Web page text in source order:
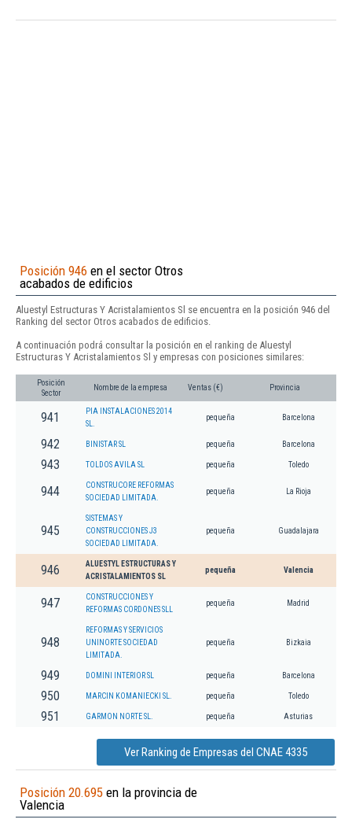
Posición 946 en el sector Otros
acabados de edificios
Aluestyl Estructuras Y Acristalamientos Sl se encuentra en la posición 946 del
Ranking del sector Otros acabados de edificios.
A continuación podrá consultar la posición en el ranking de Aluestyl
Estructuras Y Acristalamientos Sl y empresas con posiciones similares:
Posición
Sector
Nombre de la empresa Ventas (€) Provincia
941
PIA INSTALACIONES 2014
SL.
pequeña Barcelona
942 BINISTAR SL pequeña Barcelona
943 TOLDOS AVILA SL pequeña Toledo
944
CONSTRUCORE REFORMAS
SOCIEDAD LIMITADA.
pequeña La Rioja
945
SISTEMAS Y
CONSTRUCCIONES J3
SOCIEDAD LIMITADA.
pequeña Guadalajara
946
ALUESTYL ESTRUCTURAS Y
ACRISTALAMIENTOS SL
pequeña Valencia
947
CONSTRUCCIONES Y
REFORMAS CORDONES SLL
pequeña Madrid
948
REFORMAS Y SERVICIOS
UNINORTE SOCIEDAD
LIMITADA.
pequeña Bizkaia
949 DOMINI INTERIOR SL pequeña Barcelona
950 MARCIN KOMANIECKI SL. pequeña Toledo
951 GARMON NORTE SL. pequeña Asturias
Ver Ranking de Empresas del CNAE 4335
Posición 20.695 en la provincia de
Valencia